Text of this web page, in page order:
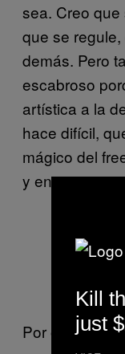
sea. Creo
que se
demás. Pero
escabroso
artística a la
hace difícil,
mágico del
y en otra.
(FB
Por otro lado,
Kill
just